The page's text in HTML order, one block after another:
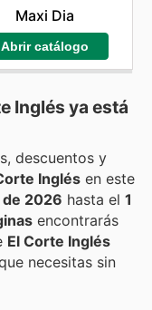
Maxi Dia
Abrir catálogo
Inglés ya está
descuentos y
Inglés en este
de 2026 hasta el 1
encontrarás
El Corte Inglés
necesitas sin